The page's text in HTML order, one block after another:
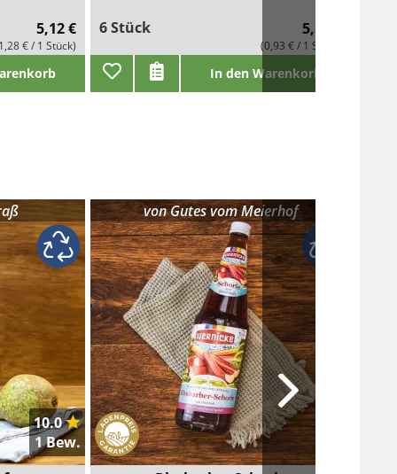
5,12 €
€ / 1 Stück)
6 Stück
5,58 €
(0,93 € / 1 Stück)
In den Warenkorb
10.0
1 Bew.
vonGutes vom Meierhof